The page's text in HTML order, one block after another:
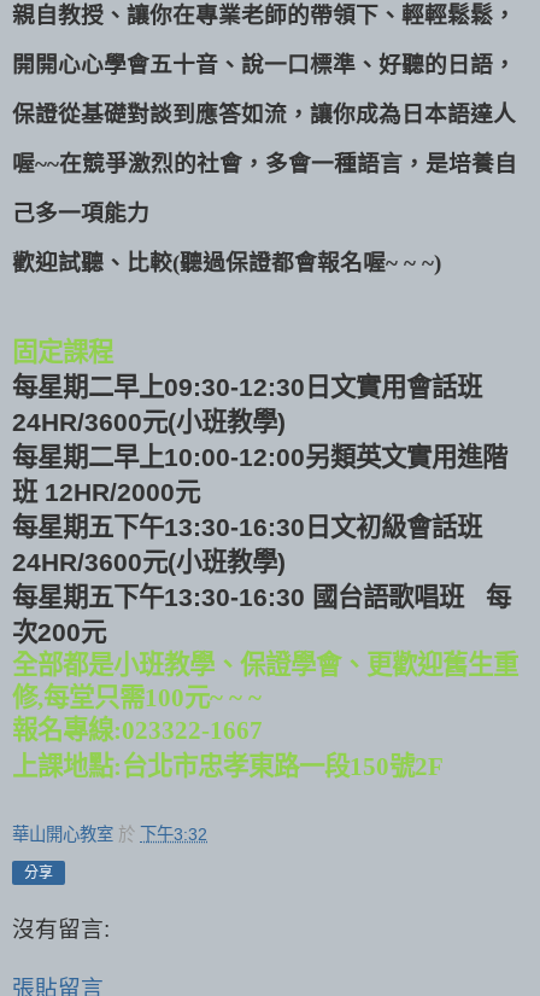
親自教授、讓你在專業老師的帶領下、輕輕鬆鬆，
開開心心學會五十音、說一口標準、好聽的日語，
保證從基礎對談到應答如流，讓你成為日本語達人
喔~~在競爭激烈的社會，多會一種語言，是培養自
己多一項能力
歡迎試聽、比較(聽過保證都會報名喔~ ~ ~)
固定課程
每星期二早上09:30-12:30日文實用會話班
24HR/3600元(小班教學)
每星期二早上10:00-12:00另類英文實用進階
班 12HR/2000元
每星期五下午13:30-16:30日文初級會話班
24HR/3600元(小班教學)
每星期五下午13:30-16:30 國台語歌唱班
每
次200元
全部都是小班教學、保證學會、更歡迎舊生重
修,每堂只需100元~ ~ ~
報名專線:023322-1667
上課地點:台北市忠孝東路一段150號2F
華山開心教室 於 下午3:32
分享
沒有留言:
張貼留言